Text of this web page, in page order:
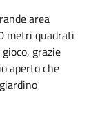
area
metri quadrati
grazie
aperto che